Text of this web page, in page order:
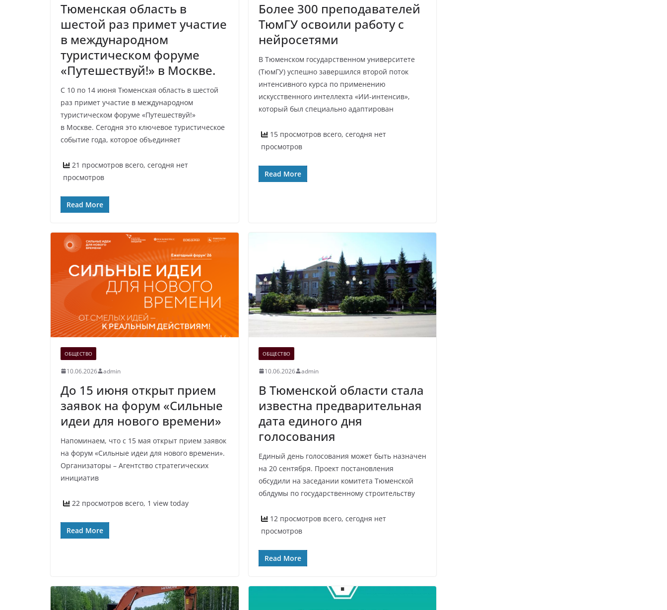
Тюменская область в
шестой раз примет участие
в международном
туристическом форуме
«Путешествуй!» в Москве.
С 10 по 14 июня Тюменская область в шестой
раз примет участие в международном
туристическом форуме «Путешествуй!»
в Москве. Сегодня это ключевое туристическое
событие года, которое объединяет
21 просмотров всего, сегодня нет
просмотров
Read More
Более 300 преподавателей
ТюмГУ освоили работу с
нейросетями
В Тюменском государственном университете
(ТюмГУ) успешно завершился второй поток
интенсивного курса по применению
искусственного интеллекта «ИИ-интенсив»,
который был специально адаптирован
15 просмотров всего, сегодня нет
просмотров
Read More
ОБЩЕСТВО
10.06.2026 admin
До 15 июня открыт прием
заявок на форум «Сильные
идеи для нового времени»
Напоминаем, что с 15 мая открыт прием заявок
на форум «Сильные идеи для нового времени».
Организаторы – Агентство стратегических
инициатив
22 просмотров всего, 1 view today
Read More
ОБЩЕСТВО
10.06.2026 admin
В Тюменской области стала
известна предварительная
дата единого дня
голосования
Единый день голосования может быть назначен
на 20 сентября. Проект постановления
обсудили на заседании комитета Тюменской
облдумы по государственному строительству
12 просмотров всего, сегодня нет
просмотров
Read More